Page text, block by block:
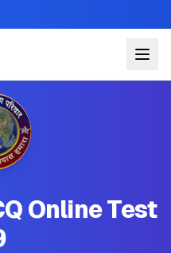
Online Test